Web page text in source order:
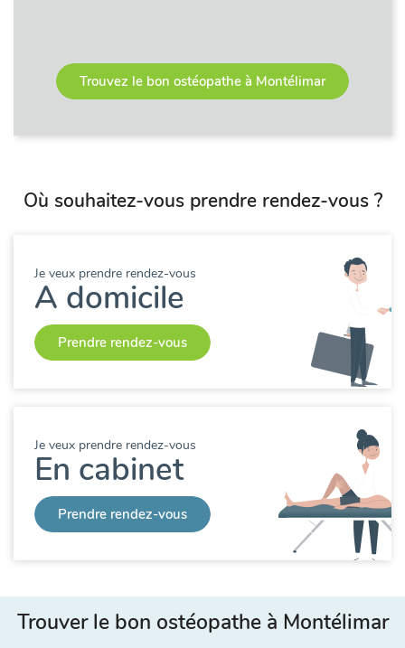
Trouvez le bon ostéopathe à Montélimar
Où souhaitez-vous prendre rendez-vous ?
Je veux prendre rendez-vous
A domicile
Prendre rendez-vous
Je veux prendre rendez-vous
En cabinet
Prendre rendez-vous
Trouver le bon ostéopathe à Montélimar